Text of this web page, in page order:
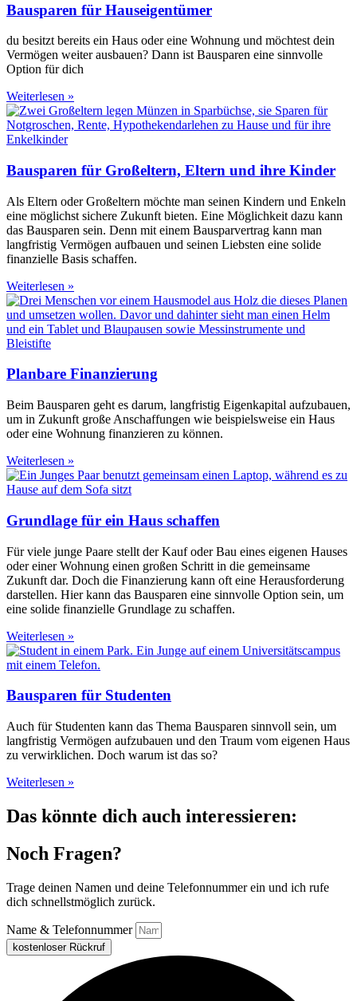
Bausparen für Hauseigentümer
du besitzt bereits ein Haus oder eine Wohnung und möchtest dein
Vermögen weiter ausbauen? Dann ist Bausparen eine sinnvolle
Option für dich
Weiterlesen »
Bausparen für Großeltern, Eltern und ihre Kinder
Als Eltern oder Großeltern möchte man seinen Kindern und Enkeln
eine möglichst sichere Zukunft bieten. Eine Möglichkeit dazu kann
das Bausparen sein. Denn mit einem Bausparvertrag kann man
langfristig Vermögen aufbauen und seinen Liebsten eine solide
finanzielle Basis schaffen.
Weiterlesen »
Planbare Finanzierung
Beim Bausparen geht es darum, langfristig Eigenkapital aufzubauen,
um in Zukunft große Anschaffungen wie beispielsweise ein Haus
oder eine Wohnung finanzieren zu können.
Weiterlesen »
Grundlage für ein Haus schaffen
Für viele junge Paare stellt der Kauf oder Bau eines eigenen Hauses
oder einer Wohnung einen großen Schritt in die gemeinsame
Zukunft dar. Doch die Finanzierung kann oft eine Herausforderung
darstellen. Hier kann das Bausparen eine sinnvolle Option sein, um
eine solide finanzielle Grundlage zu schaffen.
Weiterlesen »
Bausparen für Studenten
Auch für Studenten kann das Thema Bausparen sinnvoll sein, um
langfristig Vermögen aufzubauen und den Traum vom eigenen Haus
zu verwirklichen. Doch warum ist das so?
Weiterlesen »
Das könnte dich auch interessieren:
Noch Fragen?
Trage deinen Namen und deine Telefonnummer ein und ich rufe
dich schnellstmöglich zurück.
Name & Telefonnummer
kostenloser Rückruf